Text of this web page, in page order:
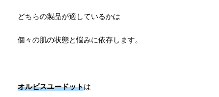
どちらの製品が適しているかは
個々の肌の状態と悩みに依存します。
オルビスユードットは